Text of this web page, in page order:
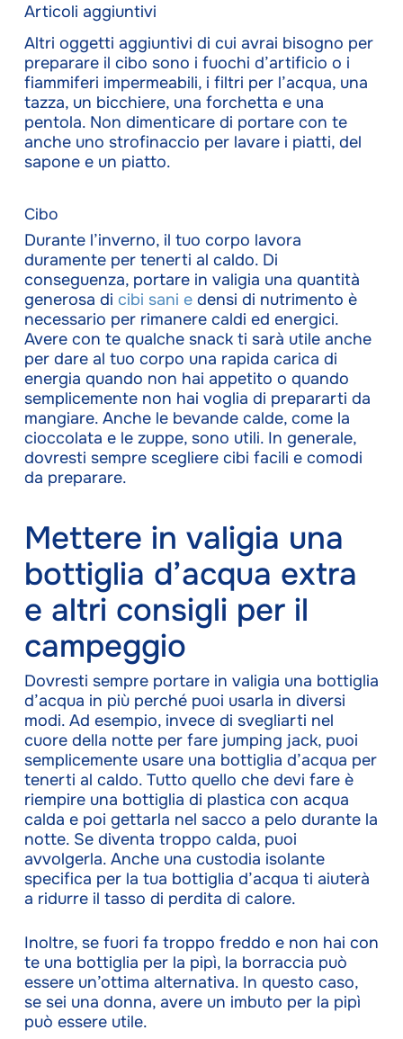
Articoli aggiuntivi
Altri oggetti aggiuntivi di cui avrai bisogno per
preparare il cibo sono i fuochi d’artificio o i
fiammiferi impermeabili, i filtri per l’acqua, una
tazza, un bicchiere, una forchetta e una
pentola. Non dimenticare di portare con te
anche uno strofinaccio per lavare i piatti, del
sapone e un piatto.
Cibo
Durante l’inverno, il tuo corpo lavora
duramente per tenerti al caldo. Di
conseguenza, portare in valigia una quantità
generosa di cibi sani edensi di nutrimento è
necessario per rimanere caldi ed energici.
Avere con te qualche snack ti sarà utile anche
per dare al tuo corpo una rapida carica di
energia quando non hai appetito o quando
semplicemente non hai voglia di prepararti da
mangiare. Anche le bevande calde, come la
cioccolata e le zuppe, sono utili. In generale,
dovresti sempre scegliere cibi facili e comodi
da preparare.
Mettere in valigia una
bottiglia d’acqua extra
e altri consigli per il
campeggio
Dovresti sempre portare in valigia una bottiglia
d’acqua in più perché puoi usarla in diversi
modi. Ad esempio, invece di svegliarti nel
cuore della notte per fare jumping jack, puoi
semplicemente usare una bottiglia d’acqua per
tenerti al caldo. Tutto quello che devi fare è
riempire una bottiglia di plastica con acqua
calda e poi gettarla nel sacco a pelo durante la
notte. Se diventa troppo calda, puoi
avvolgerla. Anche una custodia isolante
specifica per la tua bottiglia d’acqua ti aiuterà
a ridurre il tasso di perdita di calore.
Inoltre, se fuori fa troppo freddo e non hai con
te una bottiglia per la pipì, la borraccia può
essere un’ottima alternativa. In questo caso,
se sei una donna, avere un imbuto per la pipì
può essere utile.